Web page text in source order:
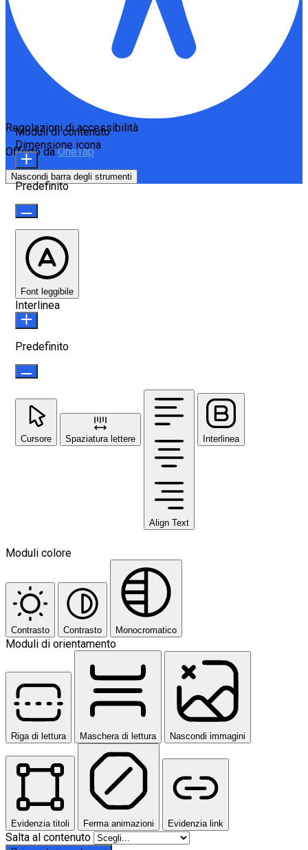
Regolazioni di accessibilità
Offerto daOneTap
Nascondi barra degli strumenti
Moduli di contenuto
Dimensione icona
Predefinito
Font leggibile
Interlinea
Predefinito
Cursore Spaziatura lettere
Align Text
Interlinea
Moduli colore
Contrasto Contrasto Monocromatico
Moduli di orientamento
Riga di lettura Maschera di lettura Nascondi immagini
Evidenzia titoli Ferma animazioni Evidenzia link
Salta al contenuto